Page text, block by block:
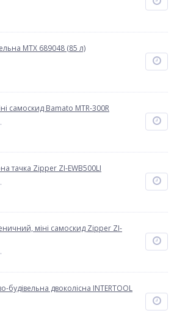
MTX 689048 (85 л)
самоскид Bamato MTR-300R
тачка Zipper ZI-EWB500LI
міні самоскид Zipper ZI-
будівельна двоколісна INTERTOOL